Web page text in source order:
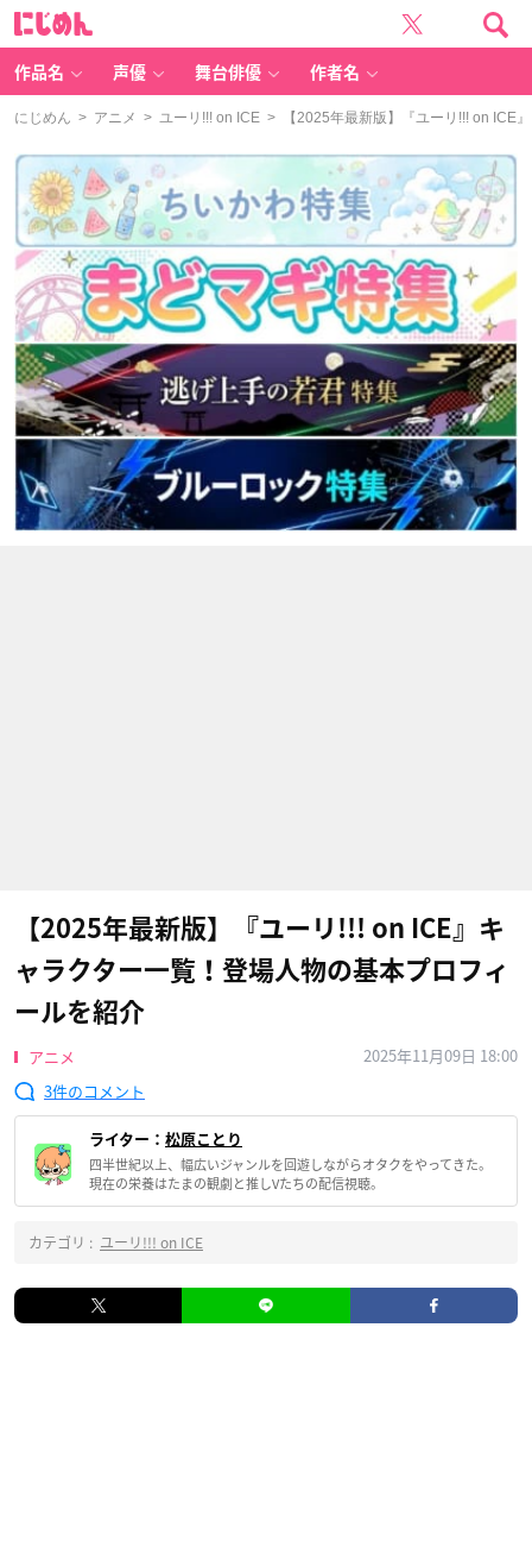
作品名 声優 舞台俳優 作者名
にじめん > アニメ > ユーリ!!! on ICE > 【2025年最新版】『ユーリ!!! on ICE
【2025年最新版】『ユーリ!!! on ICE』キ
ャラクター一覧！登場人物の基本プロフィ
ールを紹介
アニメ
2025年11月09日 18:00
3
ライター： 松原ことり
四半世紀以上、幅広いジャンルを回遊しながらオタクをやってきた。
現在の栄養はたまの観劇と推しVたちの配信視聴。
カテゴリ : ユーリ!!! on ICE